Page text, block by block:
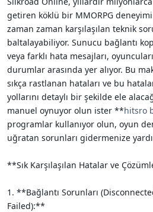
i
getiren köklü bir MMORPG
zaman zaman karşılaşılan teknik
baltalayabiliyor. Sunucu bağlantı
veya farklı hata mesajları,
durumlar arasında yer alıyor. Bu
sıkça rastlanan hataları ve bu
yollarını detaylı bir şekilde ele
manuel oynuyor olun ister **hitsro
programlar kullanıyor olun, oyun
uğratan sorunları gidermenize
**Sık Karşılaşılan Hatalar ve
1. **Bağlantı Sorunları
Failed):**